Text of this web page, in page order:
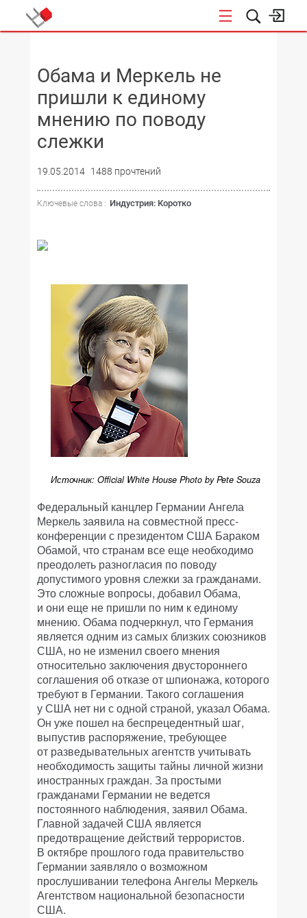
Обама и Меркель не
пришли к единому
мнению по поводу
слежки
19.05.2014 1488 прочтений
Ключевые слова : Индустрия: Коротко
Источник: Official White House Photo by Pete Souza
Федеральный канцлер Германии Ангела
Меркель заявила на совместной пресс-
конференции с президентом США Бараком
Обамой, что странам все еще необходимо
преодолеть разногласия по поводу
допустимого уровня слежки за гражданами.
Это сложные вопросы, добавил Обама,
и они еще не пришли по ним к единому
мнению. Обама подчеркнул, что Германия
является одним из самых близких союзников
США, но не изменил своего мнения
относительно заключения двустороннего
соглашения об отказе от шпионажа, которого
требуют в Германии. Такого соглашения
у США нет ни с одной страной, указал Обама.
Он уже пошел на беспрецедентный шаг,
выпустив распоряжение, требующее
от разведывательных агентств учитывать
необходимость защиты тайны личной жизни
иностранных граждан. За простыми
гражданами Германии не ведется
постоянного наблюдения, заявил Обама.
Главной задачей США является
предотвращение действий террористов.
В октябре прошлого года правительство
Германии заявляло о возможном
прослушивании телефона Ангелы Меркель
Агентством национальной безопасности
США.